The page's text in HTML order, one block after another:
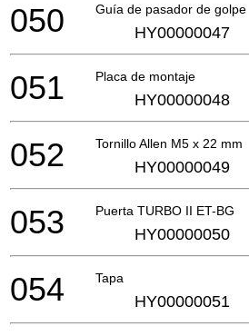
Guía de pasador de golpe
050 HY00000047
Placa de montaje
051 HY00000048
Tornillo Allen M5 x 22 mm
052 HY00000049
Puerta TURBO II ET-BG
053 HY00000050
Tapa
054 HY00000051